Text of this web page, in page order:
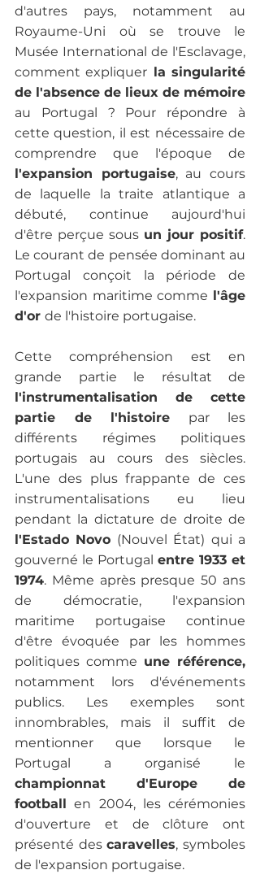
d'autres pays, notamment au
Royaume-Uni où se trouve le
Musée International de l'Esclavage,
comment expliquer la singularité
au Portugal ? Pour répondre à
cette question, il est nécessaire de
l'expansion portugaise, au cours
de laquelle la traite atlantique a
débuté, continue aujourd'hui
d'être perçue sous un jour positif.
Le courant de pensée dominant au
Portugal conçoit la période de
l'expansion maritime comme l'âge
d'or de l'histoire portugaise.
Cette compréhension est en
l'instrumentalisation de cette
partie de l'histoire par les
différents régimes politiques
portugais au cours des siècles.
L'une des plus frappante de ces
instrumentalisations eu lieu
l'Estado Novo (Nouvel État) qui a
gouverné le Portugal entre 1933 et
1974. Même après presque 50 ans
de démocratie, l'expansion
maritime portugaise continue
d'être évoquée par les hommes
politiques comme une référence,
notamment lors d'événements
publics. Les exemples sont
innombrables, mais il suffit de
mentionner que lorsque le
championnat d'Europe de
football en 2004, les cérémonies
d'ouverture et de clôture ont
présenté des caravelles, symboles